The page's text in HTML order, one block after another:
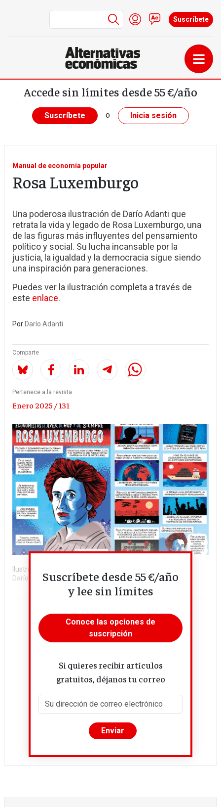
Pasar al contenido principal
Menú de cuenta de
Iniciar sesión
Contacto
Suscríbete
Accede sin límites desde 55 €/año
Suscríbete o Inicia sesión
Manual de economía popular
Rosa Luxemburgo
Una poderosa ilustración de Darío Adanti que
retrata la vida y legado de Rosa Luxemburgo, una
de las figuras más influyentes del pensamiento
político y social. Su lucha incansable por la
justicia, la igualdad y la democracia sigue siendo
una inspiración para generaciones.
Puedes ver la ilustración completa a través de
este enlace.
Por Darío Adanti
Comparte
Pertenece a la revista
Enero 2025 / 131
Ilustración
Darío AdantiSuscríbete desde 55 €/año
y lee sin límites
Conoce las opciones de
suscripción
Si quieres recibir artículos
gratuitos, déjanos tu correo